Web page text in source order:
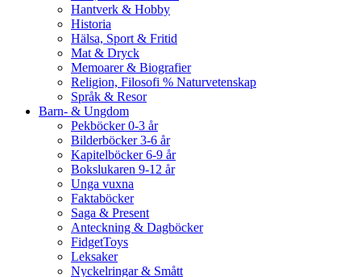
Hantverk & Hobby
Historia
Hälsa, Sport & Fritid
Mat & Dryck
Memoarer & Biografier
Religion, Filosofi % Naturvetenskap
Språk & Resor
Barn- & Ungdom
Pekböcker 0-3 år
Bilderböcker 3-6 år
Kapitelböcker 6-9 år
Bokslukaren 9-12 år
Unga vuxna
Faktaböcker
Saga & Present
Anteckning & Dagböcker
FidgetToys
Leksaker
Nyckelringar & Smått